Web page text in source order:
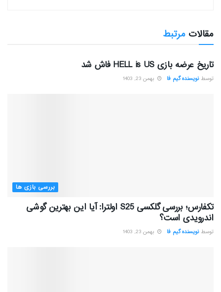
مقالات مرتبط
تاریخ عرضه بازی HELL is US فاش شد
توسط نویسنده گیم فا بهمن 23, 1403
بررسی بازی ها
تکفارس؛ بررسی گلکسی S25 اولترا: آیا این بهترین گوشی
اندرویدی است؟
توسط نویسنده گیم فا بهمن 23, 1403